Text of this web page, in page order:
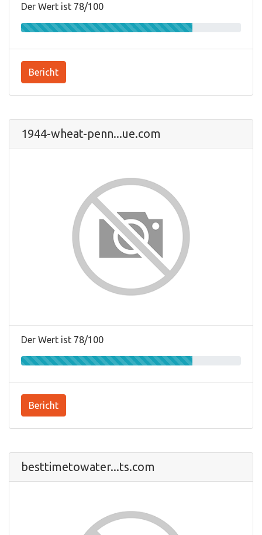
Der Wert ist 78/100
Bericht
1944-wheat-penn...ue.com
Der Wert ist 78/100
Bericht
besttimetowater...ts.com